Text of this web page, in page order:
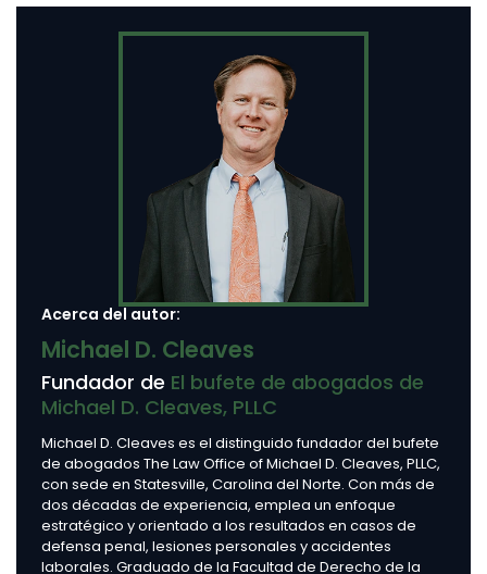
Acerca del autor:
Michael D. Cleaves
Fundador de El bufete de abogados de
Michael D. Cleaves, PLLC
Michael D. Cleaves es el distinguido fundador del bufete
de abogados The Law Office of Michael D. Cleaves, PLLC,
con sede en Statesville, Carolina del Norte. Con más de
dos décadas de experiencia, emplea un enfoque
estratégico y orientado a los resultados en casos de
defensa penal, lesiones personales y accidentes
laborales. Graduado de la Facultad de Derecho de la